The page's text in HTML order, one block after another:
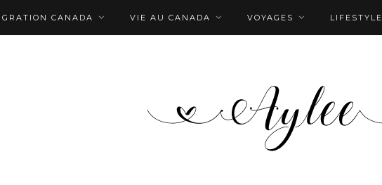
CANADA VIE AU CANADA VOYAGES LIFESTYLE